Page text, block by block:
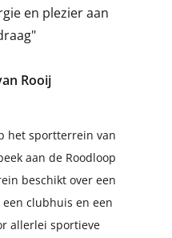
en plezier aan
Rooij
het sportterrein van
aan de Roodloop
beschikt over een
clubhuis en een
allerlei sportieve